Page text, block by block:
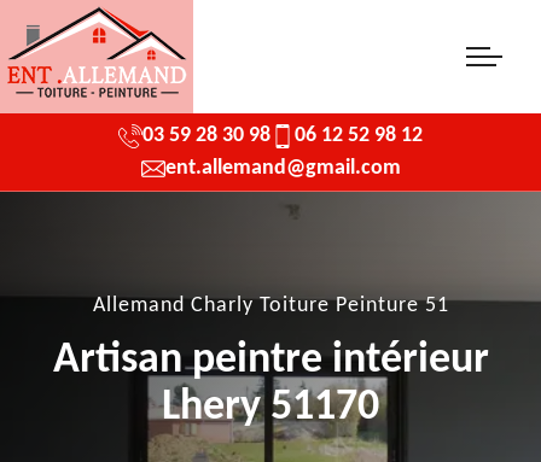
03 59 28 30 98
06 12 52 98 12
ent.allemand@gmail.com
Allemand Charly Toiture Peinture 51
Artisan peintre intérieur
Lhery 51170